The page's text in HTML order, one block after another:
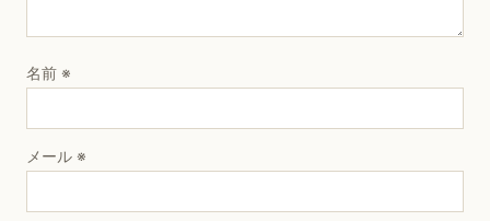
名前 ※
メール ※